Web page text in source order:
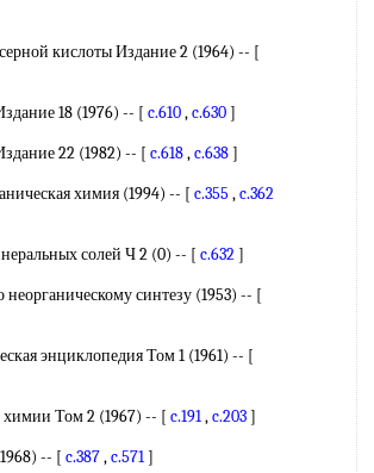
кислоты Издание 2 (1964) -- [
18 (1976) -- [ c.610,c.630]
22 (1982) -- [ c.618,c.638]
химия (1994) -- [ c.355 ,c.362
солей Ч 2 (0) -- [ c.632]
неорганическому синтезу (1953) -- [
энциклопедия Том 1 (1961) -- [
Том 2 (1967) -- [ c.191,c.203]
-- [ c.387,c.571]